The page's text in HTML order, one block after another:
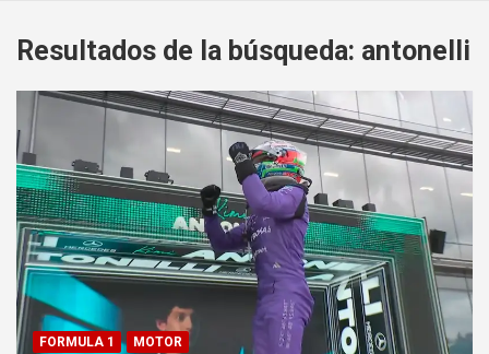
Resultados de la búsqueda: antonelli
FORMULA 1 MOTOR